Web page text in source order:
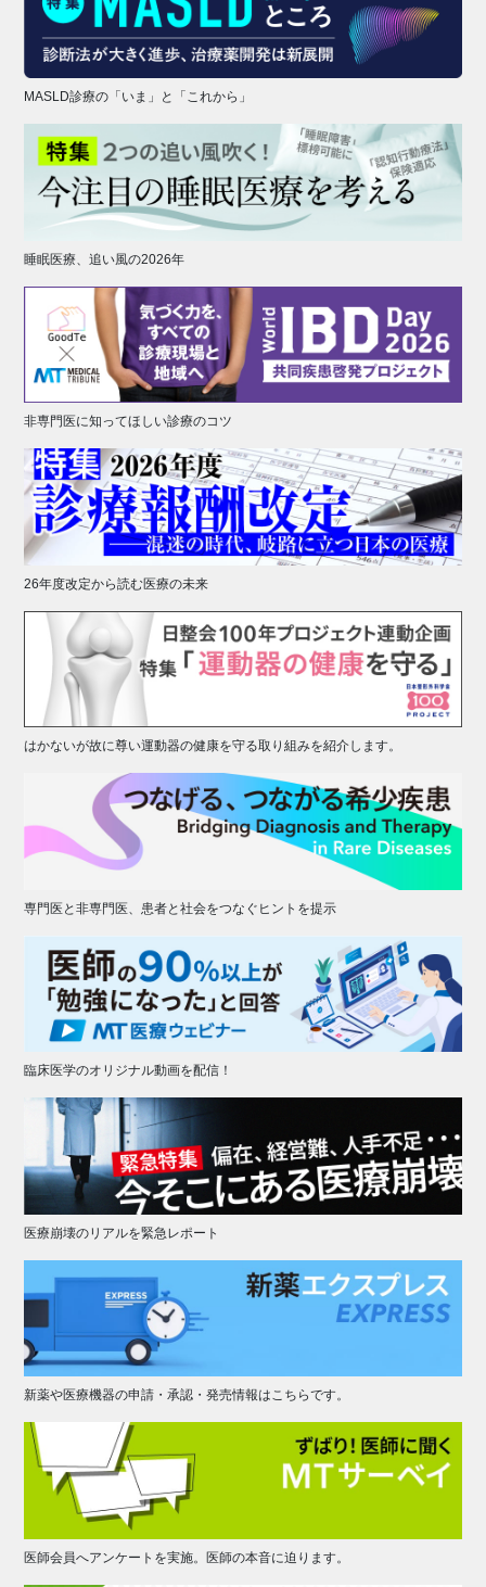
MASLD診療の「いま」と「これから」
睡眠医療、追い風の2026年
非専門医に知ってほしい診療のコツ
26年度改定から読む医療の未来
はかないが故に尊い運動器の健康を守る取り組みを紹介します。
専門医と非専門医、患者と社会をつなぐヒントを提示
臨床医学のオリジナル動画を配信！
医療崩壊のリアルを緊急レポート
新薬や医療機器の申請・承認・発売情報はこちらです。
医師会員へアンケートを実施。医師の本音に迫ります。